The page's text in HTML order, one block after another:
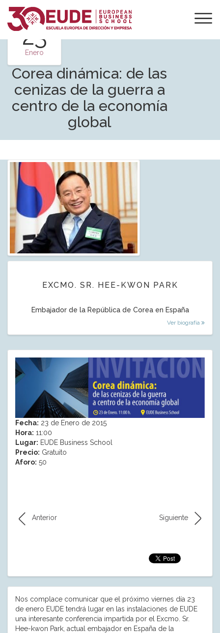
23
Enero
Corea dinámica: de las
cenizas de la guerra a
centro de la economía
global
EXCMO. SR. HEE-KWON PARK
Embajador de la República de Corea en España
Ver biografía
Fecha: 23 de Enero de 2015
Hora: 11:00
Lugar: EUDE Business School
Precio: Gratuito
Aforo: 50
Anterior Siguiente
Nos complace comunicar que el próximo viernes día 23
de enero EUDE tendrá lugar en las instalaciones de EUDE
una interesante conferencia impartida por el Excmo. Sr.
Hee-kwon Park, actual embajador en España de la